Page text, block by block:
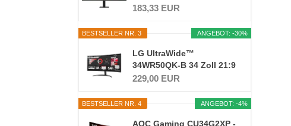
UWFHD...
183,33 EUR
ANGEBOT: -30%
BESTSELLER NR. 3
LG UltraWide™
34WR50QK-B 34 Zoll 21:9
Curved...
229,00 EUR
ANGEBOT: -4%
BESTSELLER NR. 4
AOC Gaming CU34G2XP -